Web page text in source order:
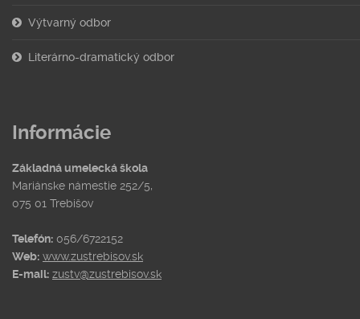
Výtvarný odbor
Literárno-dramatický odbor
Informácie
Základná umelecká škola
Mariánske námestie 252/5,
075 01 Trebišov
Telefón: 056/6722152
Web: www.zustrebisov.sk
E-mail: zustv@zustrebisov.sk